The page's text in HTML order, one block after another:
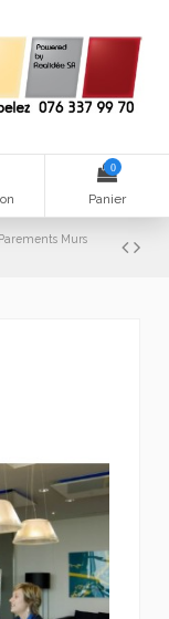
0
Panier
Parements Murs